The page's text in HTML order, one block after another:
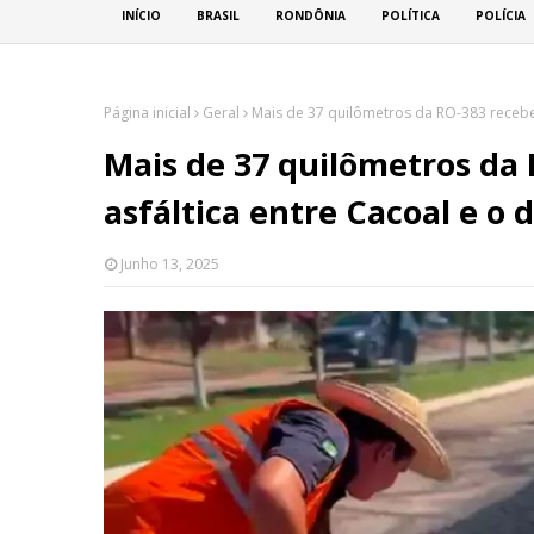
INÍCIO BRASIL RONDÔNIA POLÍTICA POLÍCIA
Página inicial Geral Mais de 37 quilômetros da RO-383
Mais de 37 quilômetros da
asfáltica entre Cacoal e o
Junho 13, 2025